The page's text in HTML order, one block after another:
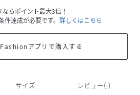
ならポイント最大3倍！
達成が必要です。 詳しくはこちら
アプリで購入する
サイズ レビュー(-)